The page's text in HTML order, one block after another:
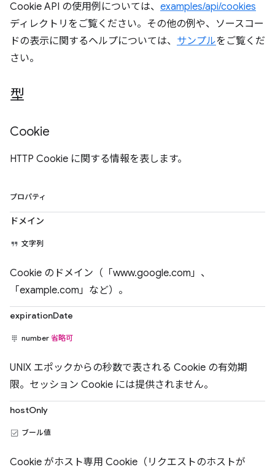
Cookie API の使用例については、 examples/api/cookies
ディレクトリをご覧ください。その他の例や、ソースコー
ドの表示に関するヘルプについては、 サンプルをご覧くだ
さい。
型
Cookie
HTTP Cookie に関する情報を表します。
プロパティ
ドメイン
文字列
Cookie のドメイン（「www.google.com」、
「example.com」など）。
expirationDate
number 省略可
UNIX エポックからの秒数で表される Cookie の有効期
限。セッション Cookie には提供されません。
hostOnly
ブール値
Cookie がホスト専用 Cookie（リクエストのホストが